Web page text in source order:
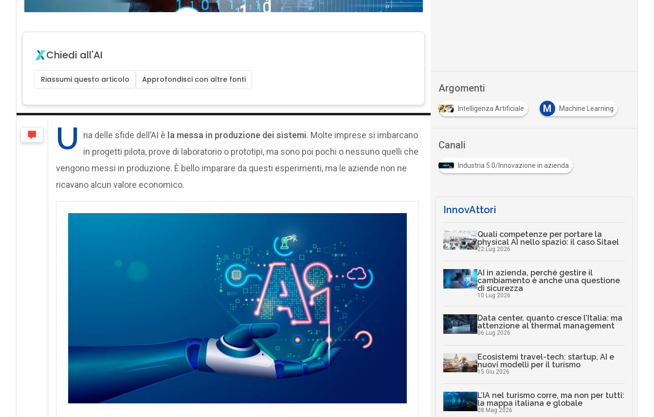
Chiedi all'AI
Riassumi questo articolo Approfondisci con altre fonti
U na delle sfide dell’AI è la messa in produzione dei sistemi. Molte imprese si imbarcano
in progetti pilota, prove di laboratorio o prototipi, ma sono poi pochi o nessuno quelli che
vengono messi in produzione. È bello imparare da questi esperimenti, ma le aziende non ne
ricavano alcun valore economico.
Argomenti
Intelligenza Artificiale M Machine Learning
Canali
Industria 5.0/Innovazione in azienda
InnovAttori
Quali competenze per portare la
physical AI nello spazio: il caso Sitael
22 Lug 2026
AI in azienda, perché gestire il
cambiamento è anche una questione
di sicurezza
10 Lug 2026
Data center, quanto cresce l’Italia: ma
attenzione al thermal management
06 Lug 2026
Ecosistemi travel-tech: startup, AI e
nuovi modelli per il turismo
15 Giu 2026
L’IA nel turismo corre, ma non per tutti:
la mappa italiana e globale
08 Mag 2026